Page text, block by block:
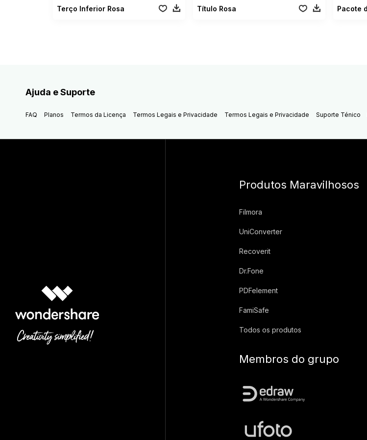
Terço Inferior Rosa Título Rosa
Ajuda e Suporte
FAQ Planos Termos da Licença Termos Legais e Privacidade Termos Legais e Privacidade Suporte Ténico
Produtos Maravilhosos
Filmora
UniConverter
Recoverit
Dr.Fone
PDFelement
FamiSafe
Todos os produtos
Membros do grupo